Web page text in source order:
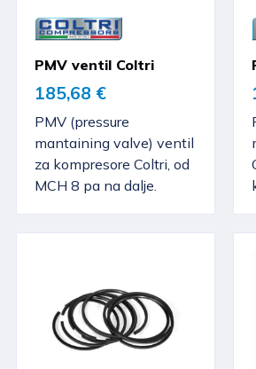
PMV ventil Coltri
185,68 €
PMV (pressure
mantaining valve) ventil
za kompresore Coltri, od
MCH 8 pa na dalje.